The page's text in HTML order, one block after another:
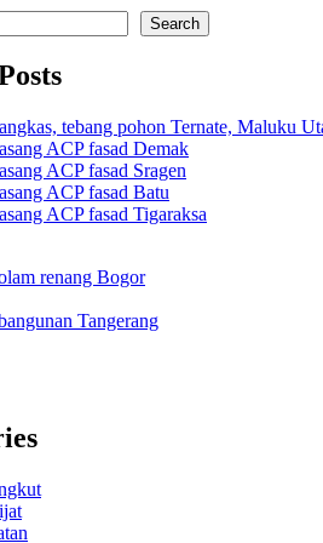
Search
tebang pohon Ternate, Maluku
ACP fasad Demak
ACP fasad Sragen
ACP fasad Batu
ACP fasad Tigaraksa
renang Bogor
Tangerang